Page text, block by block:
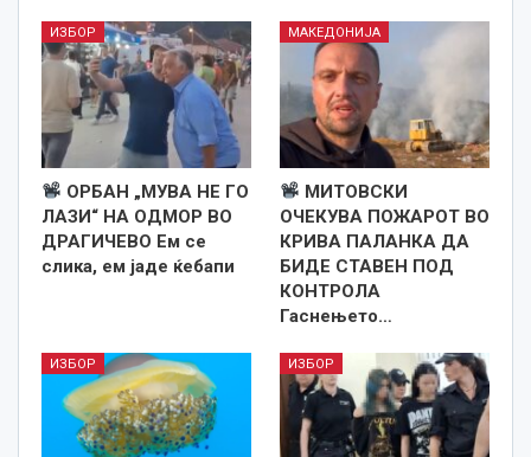
ИЗБОР
ОРБАН „МУВА НЕ ГО
ЛАЗИ“ НА ОДМОР ВО
ДРАГИЧЕВО Ем се
слика, ем јаде ќебапи
МАКЕДОНИЈА
МИТОВСКИ
ОЧЕКУВА ПОЖАРОТ ВО
КРИВА ПАЛАНКА ДА
БИДЕ СТАВЕН ПОД
КОНТРОЛА
Гаснењето…
ИЗБОР ИЗБОР